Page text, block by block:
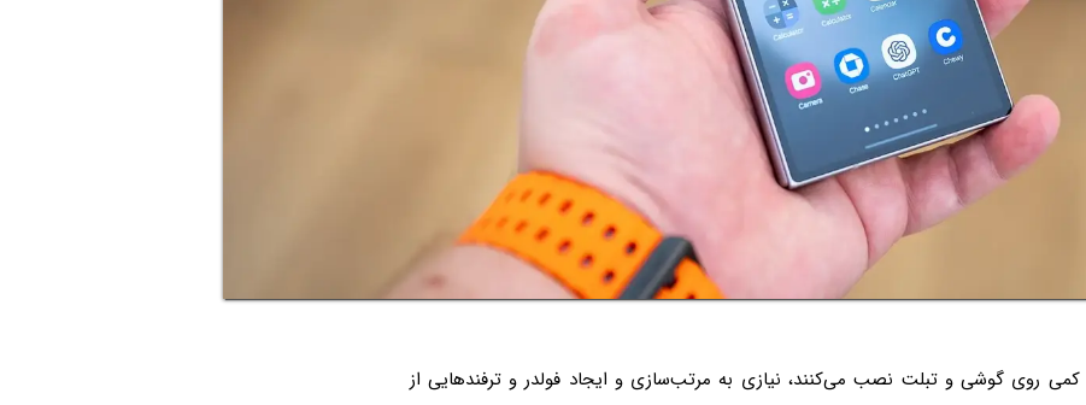
کمی روی گوشی و تبلت نصب می‌کنند، نیازی به مرتب‌سازی و ایجاد فولدر و ترفندهایی از